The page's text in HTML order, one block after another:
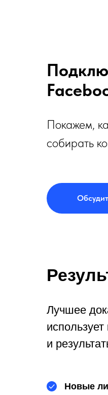
Покажем,
собирать
Новые
Лучшее
и